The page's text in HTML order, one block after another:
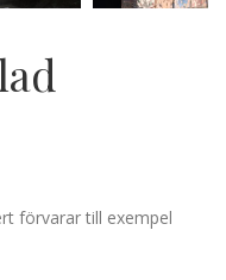
förvarar till exempel